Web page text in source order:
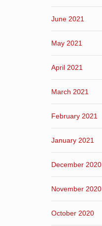
June 2021
May 2021
April 2021
March 2021
February 2021
January 2021
December 2020
November 2020
October 2020